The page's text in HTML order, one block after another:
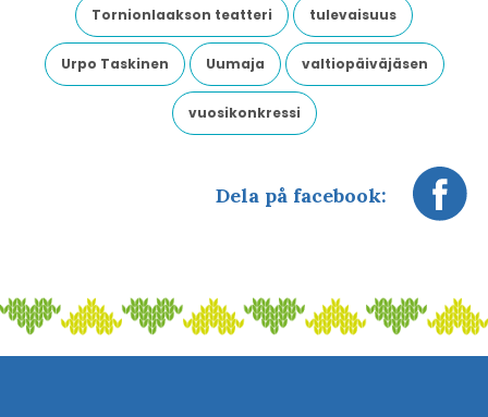
Tornionlaakson teatteri tulevaisuus
Urpo Taskinen Uumaja valtiopäiväjäsen
vuosikonkressi
Dela på facebook: